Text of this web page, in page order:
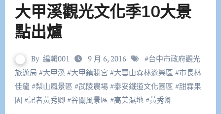
大甲溪觀光文化季10大景
點出爐
By 編輯001 9 月 6, 2016 #台中市政府觀光
旅遊局 #大甲溪 #大甲鎮瀾宮 #大雪山森林遊樂區 #市長林
佳龍#梨山風景區 #武陵農場#泰安鐵道文化園區 #甜霖果
園 #記者黃秀卿 #谷關風景區 #高美濕地#黃秀卿